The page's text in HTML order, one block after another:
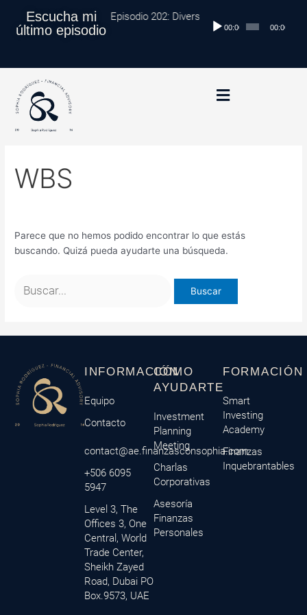
contenido
Escucha mi
último episodio
Episodio 202: Diversificación Global:
Reproductor
00:00 00:00
WBS
Parece que no hemos podido encontrar lo que estás
buscando. Quizá pueda ayudarte una búsqueda.
por:
INFORMACIÓN
Equipo
Contacto
contact@ae.finanzasconsophia.com
+506 6095
5947
Level 3, The
Offices 3, One
Central, World
Trade Center,
Sheikh Zayed
Road, Dubai PO
Box.9573, UAE
CÓMO
AYUDARTE
Investment
Planning
Meeting
Charlas
Corporativas
Asesoría
Finanzas
Personales
FORMACIÓN
Smart
Investing
Academy
Finanzas
Inquebrantables